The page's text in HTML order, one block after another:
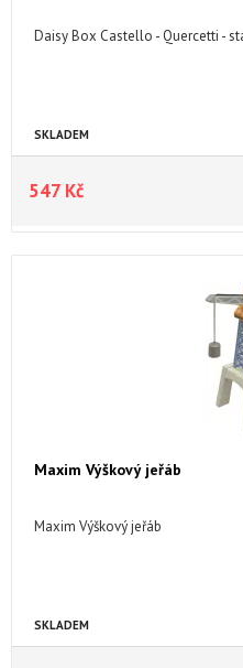
Daisy Box Castello - Quercetti -
SKLADEM
547 Kč
Maxim Výškový jeřáb
Maxim Výškový jeřáb
SKLADEM